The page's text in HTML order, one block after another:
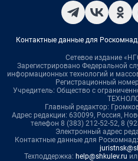
Контактные данные для
Сетевое издание
Зарегистрировано Федеральной
информационных технологий и
Регистрационный
Учредитель: Общество с
Главный редактор:
Адрес редакции: 630099, Россия,
телефон 8 (383) 212-52-52, 8
Электронный адрес
Контактные данные для
Техподдержка: help@shkulev.ru